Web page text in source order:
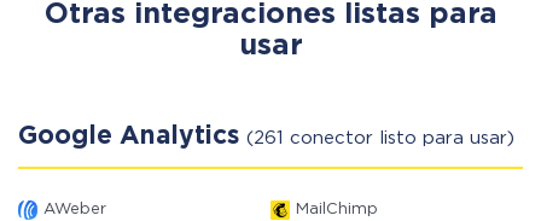
Otras integraciones listas para
usar
Google Analytics (261 conector listo para usar)
AWeber MailChimp